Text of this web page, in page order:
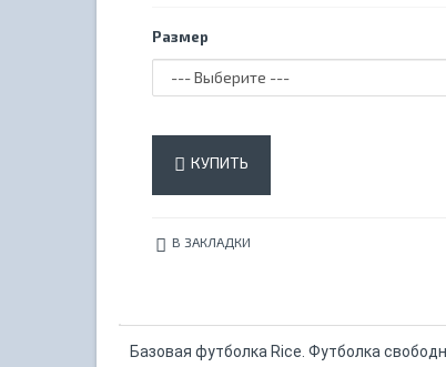
Размер
КУПИТЬ
В ЗАКЛАДКИ
Базовая футболка Rice. Футболка